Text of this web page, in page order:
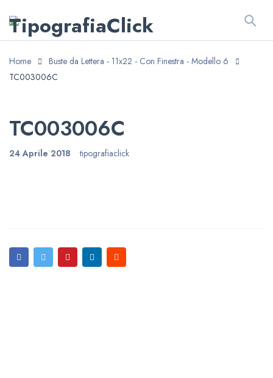
Home
Buste da Lettera - 11x22 - Con Finestra - Modello 6
TC003006C
TC003006C
24 Aprile 2018 tipografiaclick